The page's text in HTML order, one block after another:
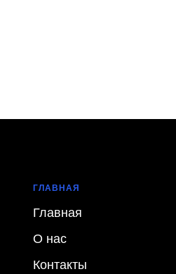
ГЛАВНАЯ
Главная
О нас
Контакты